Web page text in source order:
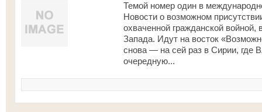
Темой номер один в
Новости о возможном
охваченной гражданской
Запада. Идут на восток
снова — на сей раз в Сирии, где
очередную...